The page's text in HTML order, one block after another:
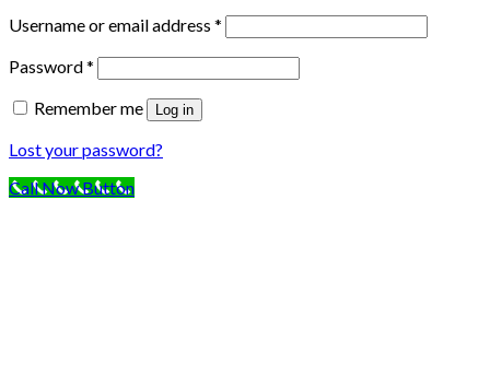
Username or email address *
Password*
Remember me
Log in
Lost your password?
Call Now Button